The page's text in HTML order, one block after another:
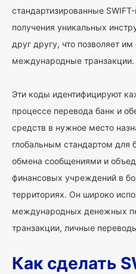
стандартизированные
получения уникальных
друг другу, что позволяет
международные транзакции.
Эти коды идентифицируют
процессе перевода банк и
средств в нужное место
глобальным стандартом для
обмена сообщениями и
финансовых учреждений в
территориях. Он широко
международных денежных
транзакции, личные
Как сделать